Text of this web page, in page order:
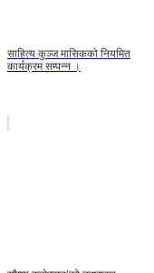
साहित्य कुञ्ज मासिककाे नियमित
कार्यक्रम सम्पन्न ।